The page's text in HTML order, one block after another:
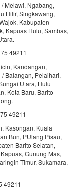
Melawi, Ngabang,
Hilir, Singkawang,
Kabupaten
Kapuas Hulu, Sambas,
49211
Kandangan,
Balangan, Pelaihari,
Utara, Hulu
Kota Baru, Barito
49211
Kasongan, Kuala
Bun, PUlang Pisau,
Barito Selatan,
Gunung Mas,
Timur, Sukamara,
49211